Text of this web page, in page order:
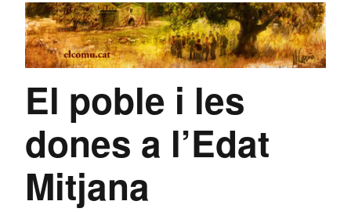
El poble i les
dones a l’Edat
Mitjana